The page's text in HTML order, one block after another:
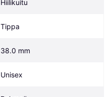
Hiilikuitu
Tippa
38.0 mm
Unisex